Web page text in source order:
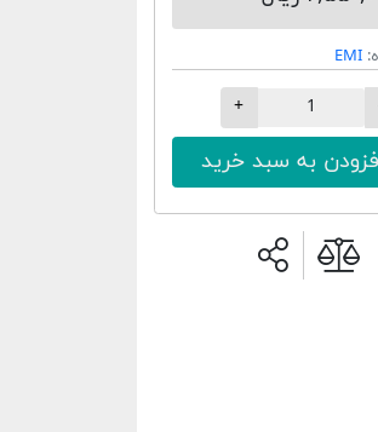
EMI
+
به سبد خرید